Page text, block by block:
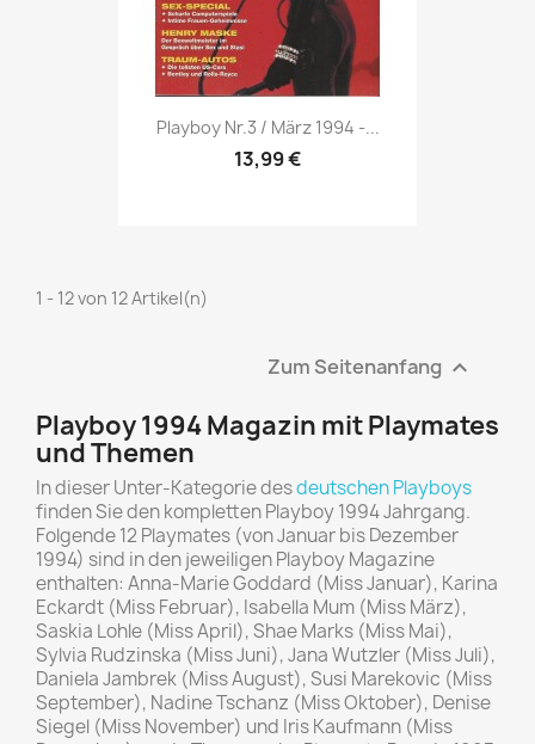
Vorschau
Playboy Nr.3 / März 1994 -...
13,99 €
1 - 12 von 12 Artikel(n)
Zum Seitenanfang 
Playboy 1994 Magazin mit Playmates
und Themen
In dieser Unter-Kategorie desdeutschen Playboys
finden Sie den kompletten Playboy 1994 Jahrgang.
Folgende 12 Playmates (von Januar bis Dezember
1994) sind in den jeweiligen Playboy Magazine
enthalten: Anna-Marie Goddard (Miss Januar), Karina
Eckardt (Miss Februar), Isabella Mum (Miss März),
Saskia Lohle (Miss April), Shae Marks (Miss Mai),
Sylvia Rudzinska (Miss Juni), Jana Wutzler (Miss Juli),
Daniela Jambrek (Miss August), Susi Marekovic (Miss
September), Nadine Tschanz (Miss Oktober), Denise
Siegel (Miss November) und Iris Kaufmann (Miss